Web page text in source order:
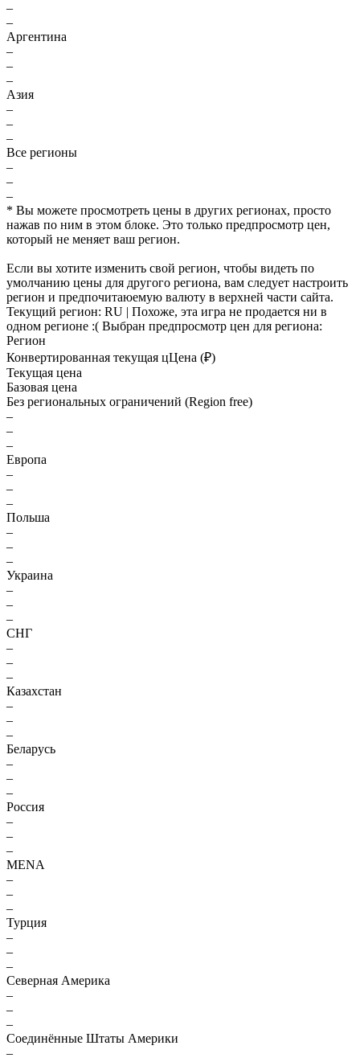
–
–
Аргентина
–
–
–
Азия
–
–
–
Все регионы
–
–
–
* Вы можете просмотреть цены в других регионах, просто
нажав по ним в этом блоке. Это только предпросмотр цен,
который не меняет ваш регион.
Если вы хотите изменить свой регион, чтобы видеть по
умолчанию цены для другого региона, вам следует настроить
регион и предпочитаюемую валюту в верхней части сайта.
Текущий регион: RU | Похоже, эта игра не продается ни в
одном регионе :( Выбран предпросмотр цен для региона:
Регион
Конвертированная текущая цЦена (₽)
Текущая цена
Базовая цена
Без региональных ограничений (Region free)
–
–
–
Европа
–
–
–
Польша
–
–
–
Украина
–
–
–
СНГ
–
–
–
Казахстан
–
–
–
Беларусь
–
–
–
Россия
–
–
–
MENA
–
–
–
Турция
–
–
–
Северная Америка
–
–
–
Соединённые Штаты Америки
–